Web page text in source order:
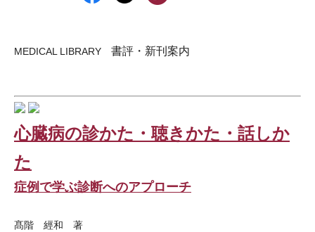
MEDICAL LIBRARY 書評・新刊案内
心臓病の診かた・聴きかた・話しか
た
症例で学ぶ診断へのアプローチ
髙階 經和 著